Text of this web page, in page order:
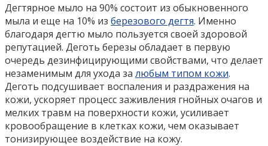
Дегтярное мыло на 90% состоит из обыкновенного
мыла и еще на 10% из березового дегтя. Именно
благодаря дегтю мыло пользуется своей здоровой
репутацией. Деготь березы обладает в первую
очередь дезинфицирующими свойствами, что делает
незаменимым для ухода за любым типом кожи.
Деготь подсушивает воспаления и раздражения на
кожи, ускоряет процесс заживления гнойных очагов и
мелких травм на поверхности кожи, усиливает
кровообращение в клетках кожи, чем оказывает
тонизирующее воздействие на кожу.